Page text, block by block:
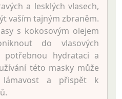
a lesklých vlasech,
vaším tajným zbraněm.
s kokosovým olejem
do vlasových
hydrataci a
této masky může
a přispět k